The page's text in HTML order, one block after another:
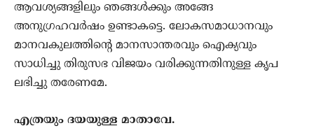
ആവശ്യങ്ങളിലും ഞങ്ങള്‍ക്കും അങ്ങേ
അനുഗ്രഹവര്‍ഷം ഉണ്ടാകട്ടെ. ലോകസമാധാനവും
മാനവകുലത്തിന്‍റെ മാനസാന്തരവും ഐക്യവും
സാധിച്ചു തിരുസഭ വിജയം വരിക്കുന്നതിനുള്ള കൃപ
ലഭിച്ചു തരേണമേ.
എത്രയും ദയയുള്ള മാതാവേ.